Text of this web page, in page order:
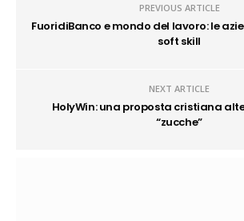
PREVIOUS ARTICLE
FuoridiBanco e mondo del lavoro: le
soft skill
NEXT ARTICLE
HolyWin: una proposta cristiana
“zucche”